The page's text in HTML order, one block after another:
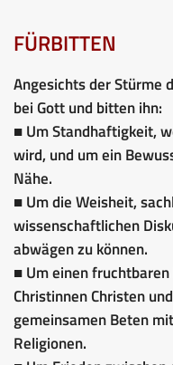
FÜRBITTEN
Angesichts der Stürme
bei Gott und bitten ihn:
■ Um Standhaftigkeit,
wird, und um ein
Nähe.
■ Um die Weisheit,
wissenschaftlichen
abwägen zu können.
■ Um einen
Christinnen Christen
gemeinsamen Beten
Religionen.